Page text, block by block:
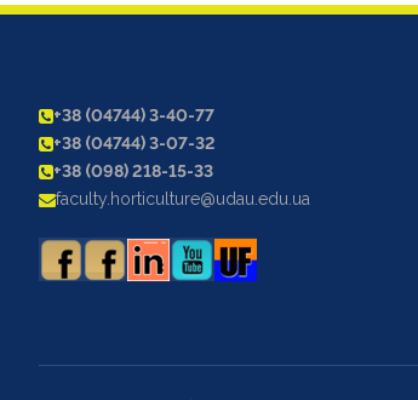
+38 (04744) 3-40-77
+38 (04744) 3-07-32
+38 (098) 218-15-33
faculty.horticulture@udau.edu.ua